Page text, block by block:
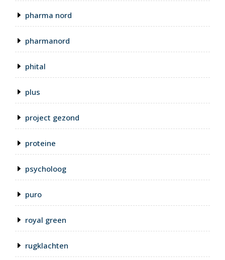
pharma nord
pharmanord
phital
plus
project gezond
proteine
psycholoog
puro
royal green
rugklachten